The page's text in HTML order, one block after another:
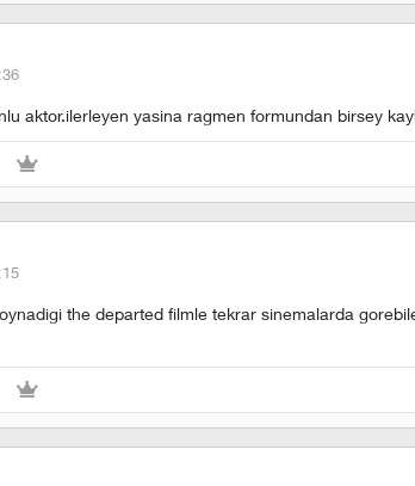
aktor.ilerleyen yasina ragmen formundan birsey
the departed filmle tekrar sinemalarda